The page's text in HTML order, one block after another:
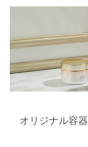
オリジナル容器